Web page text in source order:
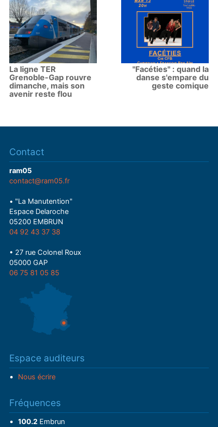
La ligne TER
Grenoble-Gap rouvre
dimanche, mais son
avenir reste flou
"Facéties" : quand la
danse s'empare du
geste comique
Contact
ram05
contact@ram05.fr
• "La Manutention"
Espace Delaroche
05200 EMBRUN
04 92 43 37 38
• 27 rue Colonel Roux
05000 GAP
06 75 81 05 85
Espace auditeurs
Nous écrire
Fréquences
100.2Embrun